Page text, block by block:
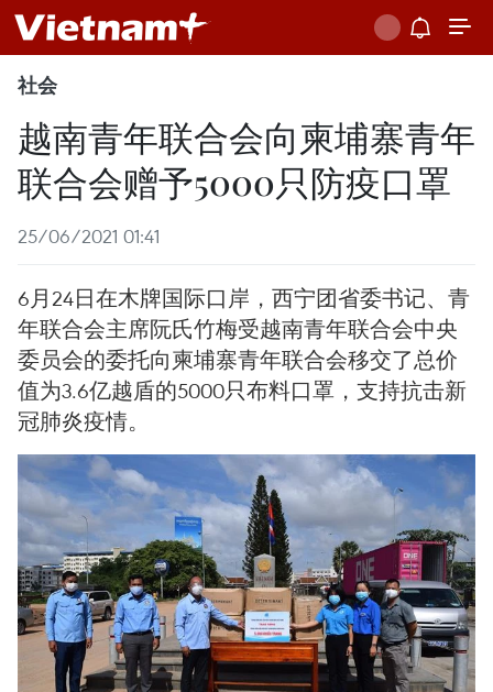
社会
越南青年联合会向柬埔寨青年
联合会赠予5000只防疫口罩
25/06/2021 01:41
6月24日在木牌国际口岸，西宁团省委书记、青
年联合会主席阮氏竹梅受越南青年联合会中央
委员会的委托向柬埔寨青年联合会移交了总价
值为3.6亿越盾的5000只布料口罩，支持抗击新
冠肺炎疫情。